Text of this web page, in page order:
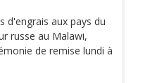
d'engrais aux pays du
russe au Malawi,
de remise lundi à